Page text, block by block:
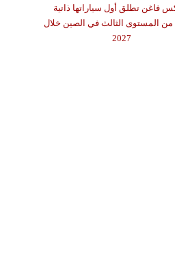
فاغن تطلق أول سياراتها ذاتية
من المستوى الثالث في الصين خلال
2027